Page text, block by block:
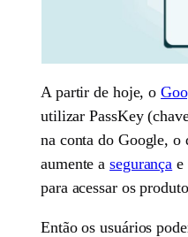
A partir de hoje, o
utilizar PassKey
na conta do Google, o
aumente asegurança e
para acessar os
Então os usuários